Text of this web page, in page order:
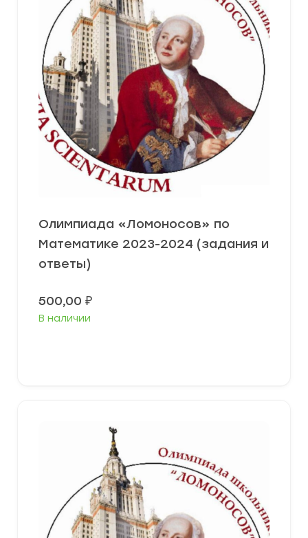
Олимпиада «Ломоносов» по
Математике 2023-2024 (задания и
ответы)
500,00 ₽
В наличии